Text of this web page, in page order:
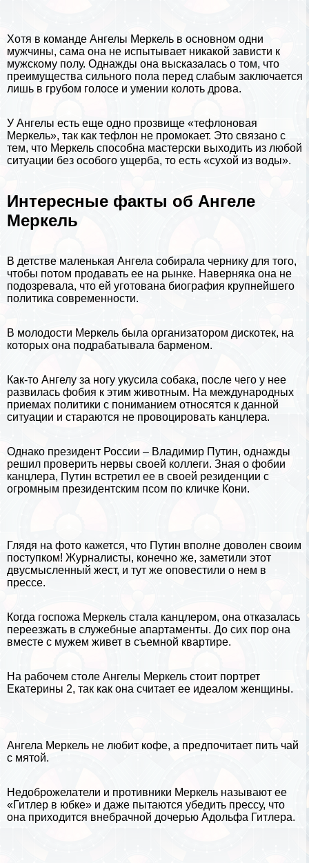
Хотя в комaнде Ангелы Меркель в основном одни
мужчины, сама она не испытывает никакой зависти к
мужскому полу. Однажды она высказалась о том, что
преимущества сильного пола перед слабым заключается
лишь в грубом голосе и умении колоть дрова.
У Ангелы есть еще одно прозвище «тефлоновая
Меркель», так как тефлон не промокает. Это связано с
тем, что Меркель способна мастерски выходить из любой
ситуации без особого ущерба, то есть «сухой из воды».
Интересные факты об Ангеле
Меркель
В детстве маленькая Ангела собирала чернику для того,
чтобы потом продавать ее на рынке. Наверняка она не
подозревала, что ей уготована биография крупнейшего
политика современности.
В молодости Меркель была организатором дискотек, на
которых она подpaбатывала барменом.
Как-то Ангелу за ногу укусила собака, после чего у нее
развилась фобия к этим животным. На международных
приемах политики с пониманием относятся к данной
ситуации и стараются не провоцировать канцлера.
Однако президент России – Владимир Путин, однажды
решил проверить нервы своей коллеги. Зная о фобии
канцлера, Путин встретил ее в своей резиденции с
огромным президентским псом по кличке Кони.
Глядя на фото кажется, что Путин вполне доволен своим
поступком! Журналисты, конечно же, заметили этот
двусмысленный жест, и тут же оповестили о нем в
прессе.
Когда госпожа Меркель стала канцлером, она отказалась
переезжать в служебные апартаменты. До сих пор она
вместе с мужем живет в съемной квартире.
На рабочем столе Ангелы Меркель стоит портрет
Екатерины 2, так как она считает ее идеалом женщины.
Ангела Меркель не любит кофе, а предпочитает пить чай
с мятой.
Недоброжелатели и противники Меркель называют ее
«Гитлер в юбке» и даже пытаются убедить прессу, что
она приходится внебрачной дочерью Адольфа Гитлера.